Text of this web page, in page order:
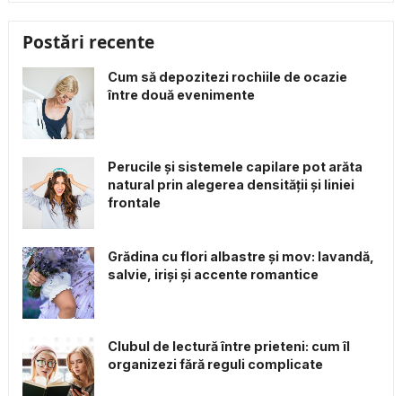
Postări recente
Cum să depozitezi rochiile de ocazie
între două evenimente
Perucile și sistemele capilare pot arăta
natural prin alegerea densității și liniei
frontale
Grădina cu flori albastre și mov: lavandă,
salvie, iriși și accente romantice
Clubul de lectură între prieteni: cum îl
organizezi fără reguli complicate